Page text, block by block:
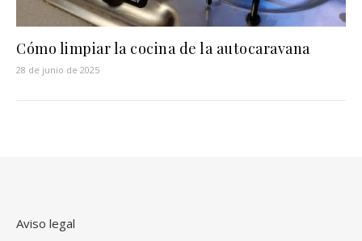
Cómo limpiar la cocina de la autocaravana
28 de junio de 2025
Aviso legal